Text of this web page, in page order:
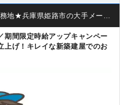
間限定時給アップキャンペー
げ！キレイな新築建屋でのお